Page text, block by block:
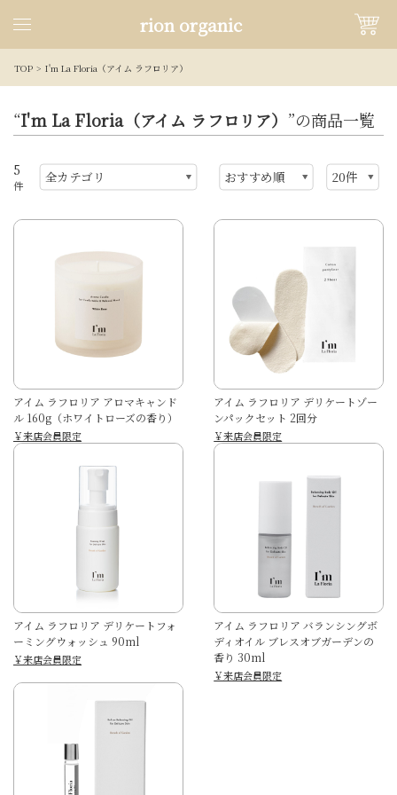
rion organic
TOP I'm La Floria（アイム ラフロリア）
“I'm La Floria（アイム ラフロリア） ”の商品一覧
5
件
アイム ラフロリア アロマキャンド
ル 160g（ホワイトローズの香り）
￥来店会員限定
アイム ラフロリア デリケートゾー
ンパックセット 2回分
￥来店会員限定
アイム ラフロリア デリケートフォ
ーミングウォッシュ 90ml
￥来店会員限定
アイム ラフロリア バランシングボ
ディオイル ブレスオブガーデンの
香り 30ml
￥来店会員限定